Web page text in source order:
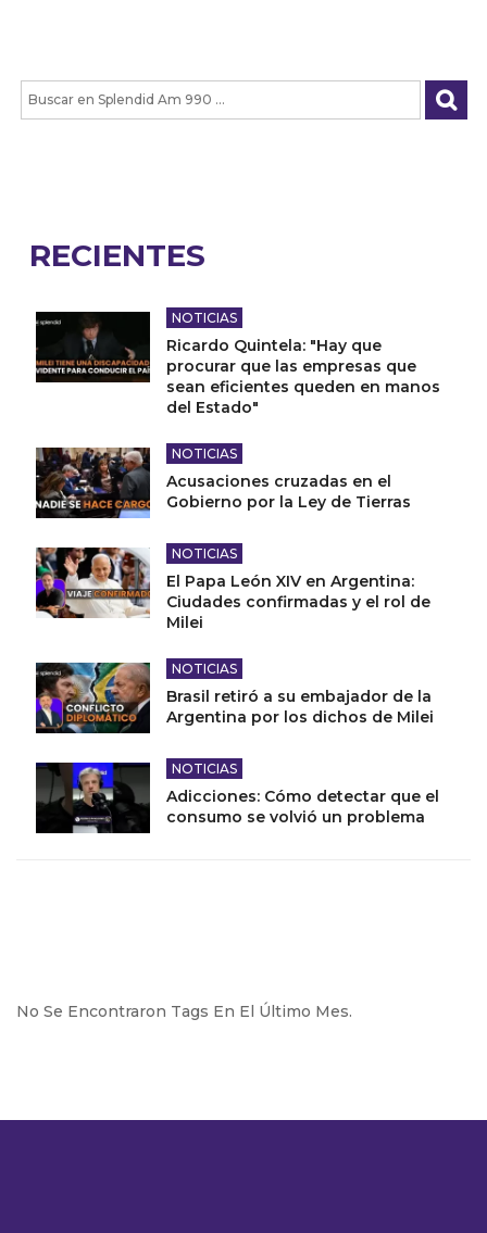
RECIENTES
NOTICIAS
Ricardo Quintela: "Hay que
procurar que las empresas que
sean eficientes queden en manos
del Estado"
NOTICIAS
Acusaciones cruzadas en el
Gobierno por la Ley de Tierras
NOTICIAS
El Papa León XIV en Argentina:
Ciudades confirmadas y el rol de
Milei
NOTICIAS
Brasil retiró a su embajador de la
Argentina por los dichos de Milei
NOTICIAS
Adicciones: Cómo detectar que el
consumo se volvió un problema
No Se Encontraron Tags En El Último Mes.